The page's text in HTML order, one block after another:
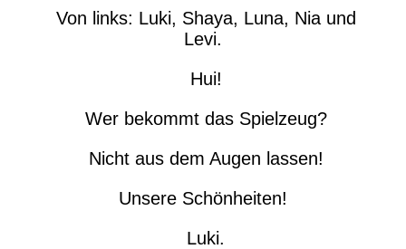
Von links: Luki, Shaya, Luna, Nia und
Levi.
Hui!
Wer bekommt das Spielzeug?
Nicht aus dem Augen lassen!
Unsere Schönheiten!
Luki.